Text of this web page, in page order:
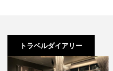
トラベルダイアリー